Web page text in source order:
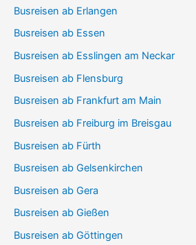
Busreisen ab Erlangen
Busreisen ab Essen
Busreisen ab Esslingen am Neckar
Busreisen ab Flensburg
Busreisen ab Frankfurt am Main
Busreisen ab Freiburg im Breisgau
Busreisen ab Fürth
Busreisen ab Gelsenkirchen
Busreisen ab Gera
Busreisen ab Gießen
Busreisen ab Göttingen